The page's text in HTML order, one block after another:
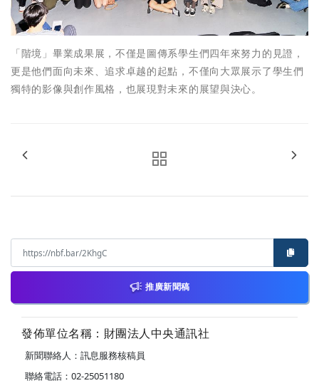
「階境」畢業成果展，不僅是圖傳系學生們四年來努力的見證，
更是他們面向未來、追求卓越的起點，不僅向大眾展示了學生們
獨特的影像與創作風格，也展現對未來的展望與決心。
推廣新聞稿
發佈單位名稱：財團法人中央通訊社
新聞聯絡人：訊息服務核稿員
聯絡電話：02-25051180